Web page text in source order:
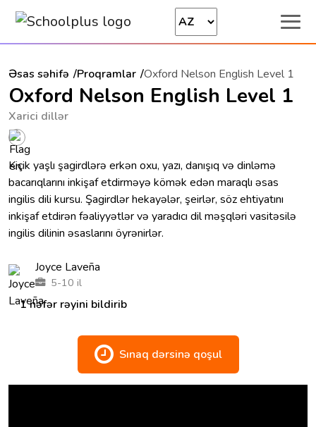
Əsas səhifə Proqramlar Oxford Nelson English Level 1
Oxford Nelson English Level 1
Xarici dillər
Kiçik yaşlı şagirdlərə erkən oxu, yazı, danışıq və dinləmə
bacarıqlarını inkişaf etdirməyə kömək edən maraqlı əsas
ingilis dili kursu. Şagirdlər hekayələr, şeirlər, söz ehtiyatını
inkişaf etdirən fəaliyyətlər və yaradıcı dil məşqləri vasitəsilə
ingilis dilinin əsaslarını öyrənirlər.
Joyce Laveña
5-10 il
1 nəfər rəyini bildirib
Sınaq dərsinə qoşul